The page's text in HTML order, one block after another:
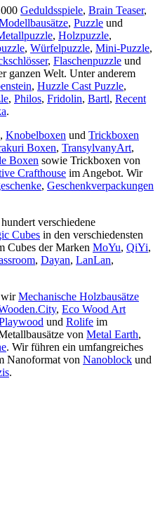
Geduldsspiele, Brain Teaser,
, Puzzle und
, Holzpuzzle,
, Würfelpuzzle, Mini-Puzzle,
, Flaschenpuzzle und
ganzen Welt. Unter anderem
, Huzzle Cast Puzzle,
, Philos, Fridolin, Bartl, Recent
.
, Knobelboxen und Trickboxen
Boxen, TransylvanyArt,
Boxen sowie Trickboxen von
Crafthouse im Angebot. Wir
, Geschenkverpackungen
verschiedene
Cubes in den verschiedensten
Cubes der Marken MoYu, QiYi,
, Dayan, LanLan,
wirMechanische Holzbausätze
, Eco Wood Art
und Rolife im
von Metal Earth,
. Wir führen ein umfangreiches
Nanoformat von Nanoblock und
.